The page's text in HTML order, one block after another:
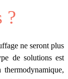
?
ne seront plus
de solutions est